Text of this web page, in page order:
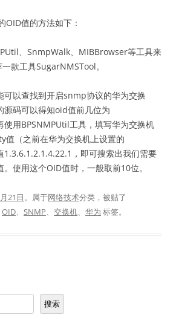
OID值的方法如下：
、SnmpWalk、MIBBrowser等工具来
款工具SugarNMSTool。
可以查找到开启snmp协议的华为交换
源码可以得知oid值前几位为
用BPSNMPUtil工具，填写华为交换机
值（之前在华为交换机上设置的
，即可搜索出我们需要
使用这个OID值时，一般取前10位。
21日。属于网络技术分类，被贴了
OID、 SNMP、 交换机、 华为 标签。
搜索